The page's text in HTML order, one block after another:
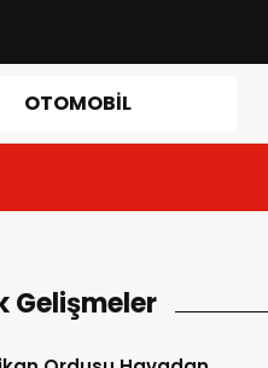
OTOMOBIL
Gelişmeler